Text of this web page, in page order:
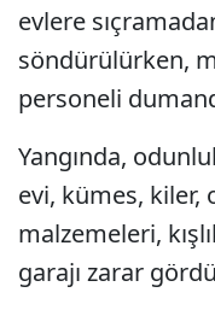
evlere
söndürülürken,
personeli
Yangında,
evi, kümes, kiler,
malzemeleri,
garajı zarar